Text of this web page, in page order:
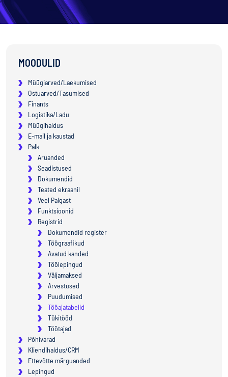
MOODULID
Müügiarved/Laekumised
Ostuarved/Tasumised
Finants
Logistika/Ladu
Müügihaldus
E-mail ja kaustad
Palk
Aruanded
Seadistused
Dokumendid
Teated ekraanil
Veel Palgast
Funktsioonid
Registrid
Dokumendid register
Töögraafikud
Avatud kanded
Töölepingud
Väljamaksed
Arvestused
Puudumised
Tööajatabelid
Tükitööd
Töötajad
Põhivarad
Kliendihaldus/CRM
Ettevõtte märguanded
Lepingud